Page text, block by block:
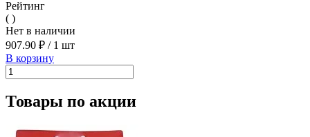
Рейтинг
( )
Нет в наличии
907.90 ₽ /1 шт
В корзину
Товары по акции